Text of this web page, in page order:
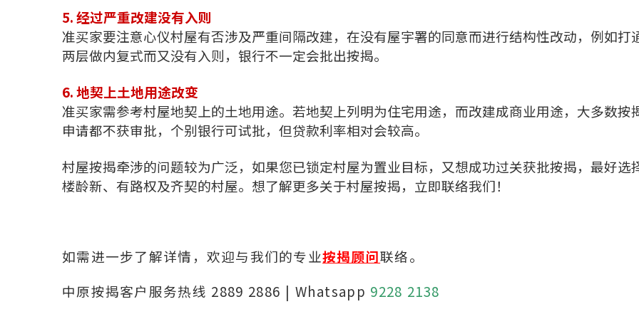
5. 经过严重改建没有入则
准买家要注意心仪村屋有否涉及严重间隔改建，在没有屋宇署的同意而进行结构性改动，例如打
两层做内复式而又没有入则，银行不一定会批出按揭。
6. 地契上土地用途改变
准买家需参考村屋地契上的土地用途。若地契上列明为住宅用途，而改建成商业用途，大多数按
申请都不获审批，个别银行可试批，但贷款利率相对会较高。
村屋按揭牵涉的问题较为广泛，如果您已锁定村屋为置业目标，又想成功过关获批按揭，最好选
楼龄新、有路权及齐契的村屋。想了解更多关于村屋按揭，立即联络我们！
如需进一步了解详情，欢迎与我们的专业按揭顾问联络。
中原按揭客户服务热线 2889 2886 | Whatsapp 9228 2138